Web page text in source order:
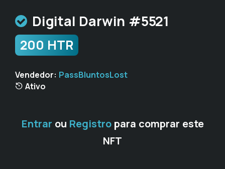
Digital Darwin #5521
200 HTR
Vendedor: PassBluntosLost
Ativo
Entrar ou Registropara comprar este
NFT